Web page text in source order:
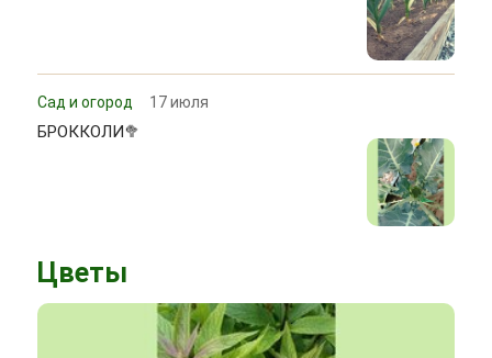
Сад и огород 17 июля
БРОККОЛИ🥦
Цветы